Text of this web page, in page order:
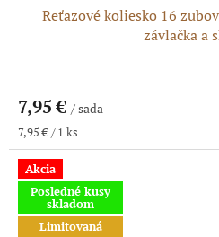
Reťazové koliesko 16
závlačka a
7,95 € / sada
Jednotková
cena:
7,95 € / 1 ks
Akcia
Posledné kusy
skladom
Limitovaná